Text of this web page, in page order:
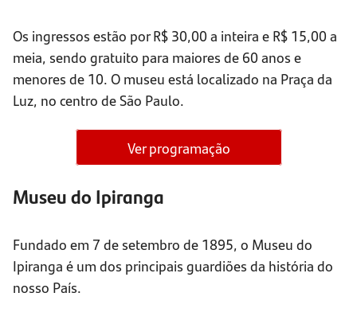
Os ingressos estão por R$ 30,00 a inteira e R$ 15,00 a
meia, sendo gratuito para maiores de 60 anos e
menores de 10. O museu está localizado na Praça da
Luz, no centro de São Paulo.
Ver programação
Museu do Ipiranga
Fundado em 7 de setembro de 1895, o Museu do
Ipiranga é um dos principais guardiões da história do
nosso País.